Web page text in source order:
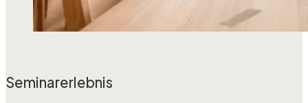
Seminarerlebnis